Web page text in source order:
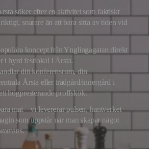
söker efter en aktivitet som faktiskt
snarare än att bara sitta av tiden vid
koncept från Ynglingagatan direkt
i hyrd festlokal i Årsta.
ditt konferensrum, din
Årsta eller trädgård/innergård i
högpresterande proffskök.
mat – vi levererar pulsen, hantverket
som uppstår när man skapar något